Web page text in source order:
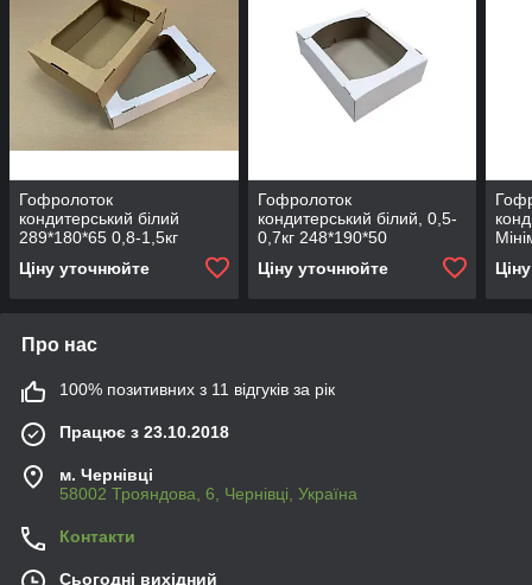
Гофролоток
кондитерський білий
289*180*65 0,8-1,5кг
Ціну уточнюйте
Гофролоток
кондитерський білий, 0,5-
0,7кг 248*190*50
Ціну уточнюйте
Про нас
100% позитивних з 11 відгуків за рік
Працює з 23.10.2018
м. Чернівці
58002 Трояндова, 6, Чернівці, Україна
Контакти
Сьогодні вихідний